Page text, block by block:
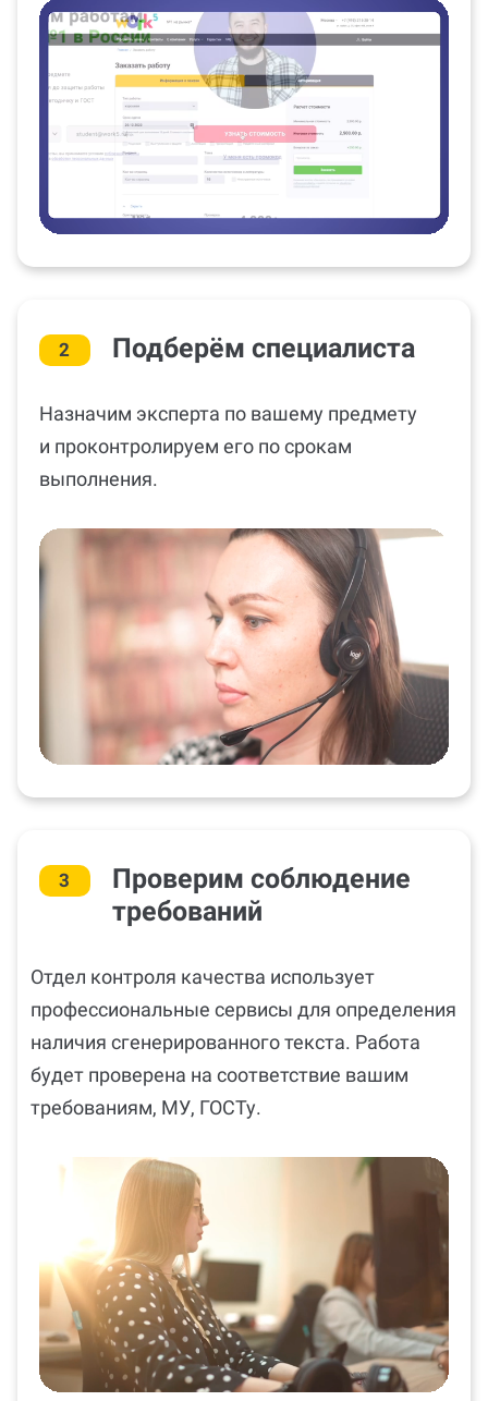
2 Подберём специалиста
Назначим эксперта по вашему предмету
и проконтролируем его по срокам
выполнения.
3
Проверим соблюдение
требований
Отдел контроля качества использует
профессиональные сервисы для определения
наличия сгенерированного текста. Работа
будет проверена на соответствие вашим
требованиям, МУ, ГОСТу.